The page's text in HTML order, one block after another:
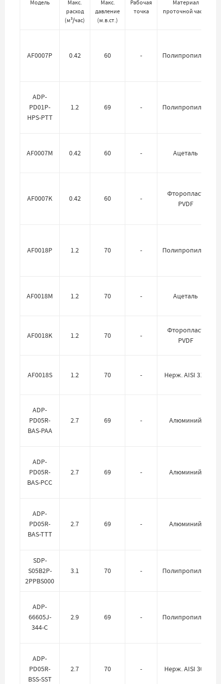
Модель
Макс.
расход
(м³/час)
Макс.
давление
(м.в.ст.)
Рабочая
точка
Материал
проточной части
AF0007P 0.42 60 - Полипропилен
ADP-
PD01P-
HPS-PTT
1.2 69 - Полипропилен
AF0007M 0.42 60 - Ацеталь
AF0007K 0.42 60 -
Фторопласт
PVDF
AF0018P 1.2 70 - Полипропилен
AF0018M 1.2 70 - Ацеталь
AF0018K 1.2 70 -
Фторопласт
PVDF
AF0018S 1.2 70 - Нерж. AISI 316
ADP-
PD05R-
BAS-PAA
2.7 69 - Алюминий
ADP-
PD05R-
BAS-PCC
2.7 69 - Алюминий
ADP-
PD05R-
BAS-TTT
2.7 69 - Алюминий
SDP-
S05B2P-
2PPBS000
3.1 70 - Полипропилен
ADP-
66605J-
344-C
2.9 69 - Полипропилен
ADP-
PD05R-
BSS-SST
2.7 70 - Нерж. AISI 304